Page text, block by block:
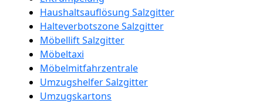
Haushaltsauflösung Salzgitter
Halteverbotszone Salzgitter
Möbellift Salzgitter
Möbeltaxi
Möbelmitfahrzentrale
Umzugshelfer Salzgitter
Umzugskartons